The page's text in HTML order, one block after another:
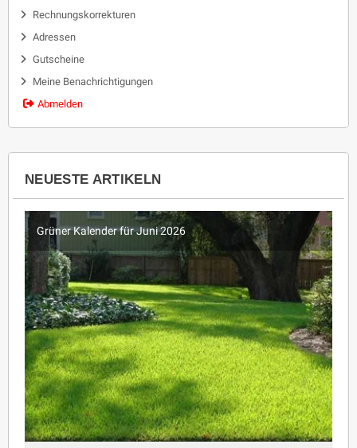
Rechnungskorrekturen
Adressen
Gutscheine
Meine Benachrichtigungen
Abmelden
NEUESTE ARTIKELN
Grüner Kalender für Juni 2026